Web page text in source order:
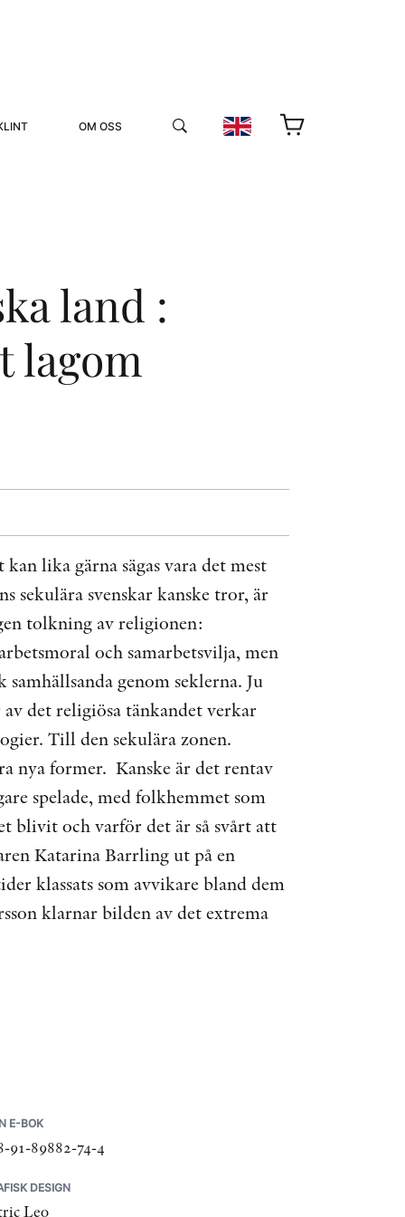
OM OSS
PRESSKONTAKT
PEER REVIEW-PROCESSEN
land :
lagom
lika gärna sägas vara det mest
sekulära svenskar kanske tror, är
tolkning av religionen:
och samarbetsvilja, men
genom seklerna. Ju
det religiösa tänkandet verkar
Till den sekulära zonen.
nya former. Kanske är det rentav
spelade, med folkhemmet som
blivit och varför det är så svårt att
Katarina Barrling ut på en
klassats som avvikare bland dem
klarnar bilden av det extrema
E-BOK
91-89882-74-4
DESIGN
Leo